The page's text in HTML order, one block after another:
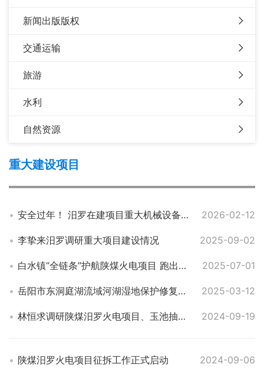
新闻出版版权
交通运输
旅游
水利
自然资源
重大建设项目
安全过年！ 汨罗在建项目重大机械设备节前“上锁挂牌” 2026-02-12
李挚来汨罗调研重大项目建设情况 2025-09-02
白水镇“全链条”护航陕煤火电项目 跑出建设“加速度” 2025-07-01
岳阳市东洞庭湖流域河湖湿地保护修复项目（双重项目）汨罗市标段开工 2025-03-12
林恒求调研陕煤汨罗火电项目、玉池抽水蓄能项目进展工作 2024-09-19
陕煤汨罗火电项目征拆工作正式启动 2024-09-06